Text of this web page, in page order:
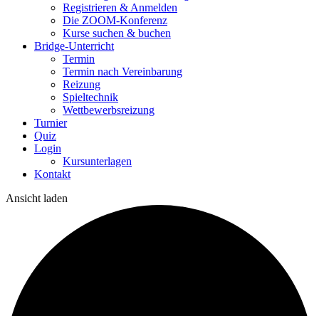
Registrieren & Anmelden
Die ZOOM-Konferenz
Kurse suchen & buchen
Bridge-Unterricht
Termin
Termin nach Vereinbarung
Reizung
Spieltechnik
Wettbewerbsreizung
Turnier
Quiz
Login
Kursunterlagen
Kontakt
Ansicht laden